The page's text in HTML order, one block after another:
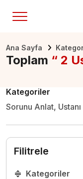
Ana Sayfa
Toplam “ 2
Kategoriler
Sorunu Anlat,
Filitrele
Kategoriler